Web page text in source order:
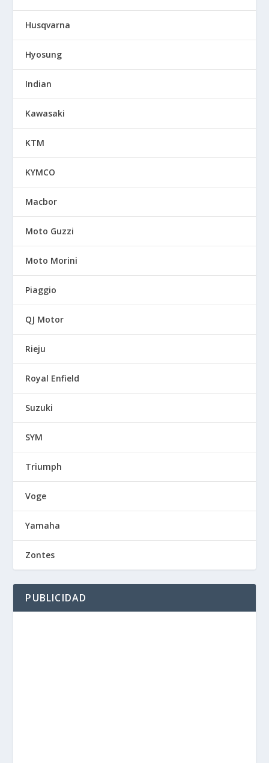
Husqvarna
Hyosung
Indian
Kawasaki
KTM
KYMCO
Macbor
Moto Guzzi
Moto Morini
Piaggio
QJ Motor
Rieju
Royal Enfield
Suzuki
SYM
Triumph
Voge
Yamaha
Zontes
PUBLICIDAD